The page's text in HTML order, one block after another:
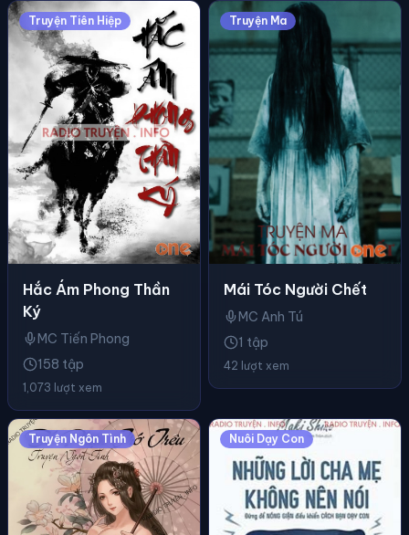
Truyện Tiên Hiệp
Hắc Ám Phong Thần
Ký
MC Tiến Phong
158 tập
1,073 lượt xem
Truyện Ma
Mái Tóc Người Chết
MC Anh Tú
1 tập
42 lượt xem
Truyện Ngôn Tình Nuôi Dạy Con